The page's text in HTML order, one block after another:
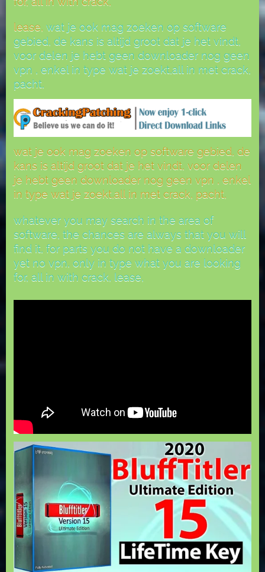
lease, wat je ook mag zoeken op software
gebied, de kans is altijd groot dat je het vindt,
voor delen je hebt geen downloader nog geen
vpn , enkel in type wat je zoekt,all in met crack,
pacht,
wat je ook mag zoeken op software gebied, de
kans is altijd groot dat je het vindt, voor delen
je hebt geen downloader nog geen vpn , enkel
in type wat je zoekt,all in met crack, pacht,
whatever you may search in the area of ​​
software, the chances are always that you will
find it, for parts you do not have a downloader
yet no vpn, only in type what you are looking
for, all in with crack, lease,